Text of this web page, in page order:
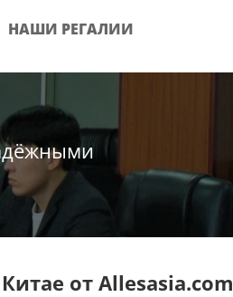
НАШИ РЕГАЛИИ
от Allesasia.com